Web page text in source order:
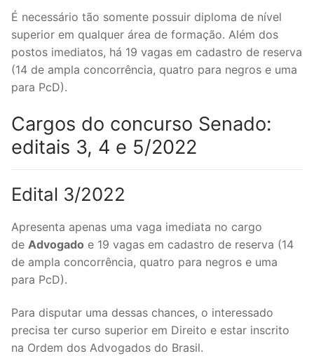
É necessário tão somente possuir diploma de nível
superior em qualquer área de formação. Além dos
postos imediatos, há 19 vagas em cadastro de reserva
(14 de ampla concorrência, quatro para negros e uma
para PcD).
Cargos do concurso Senado:
editais 3, 4 e 5/2022
Edital 3/2022
Apresenta apenas uma vaga imediata no cargo
de Advogado e 19 vagas em cadastro de reserva (14
de ampla concorrência, quatro para negros e uma
para PcD).
Para disputar uma dessas chances, o interessado
precisa ter curso superior em Direito e estar inscrito
na Ordem dos Advogados do Brasil.